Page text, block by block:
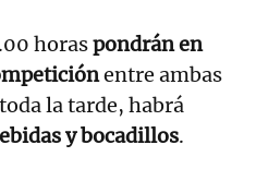
horaspondrán en
entre ambas
la tarde, habrá
y bocadillos.